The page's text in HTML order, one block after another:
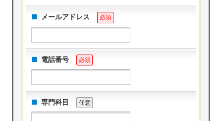
メールアドレス 必須
電話番号 必須
専門科目 任意